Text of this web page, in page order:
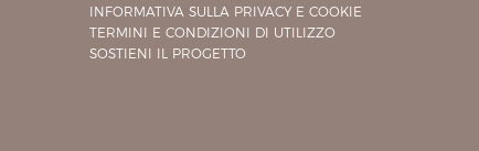
INFORMATIVA SULLA PRIVACY E COOKIE
TERMINI E CONDIZIONI DI UTILIZZO
SOSTIENI IL PROGETTO